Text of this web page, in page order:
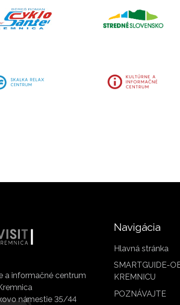
a informačné centrum
námestie 35/44
Navigácia
Hlavná stránka
SMARTGUIDE-
KREMNICU
POZNÁVAJTE